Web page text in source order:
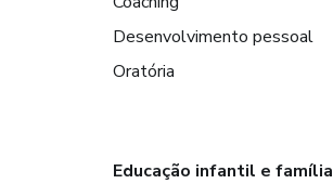
Desenvolvimento pessoal
Oratória
Educação infantil e família